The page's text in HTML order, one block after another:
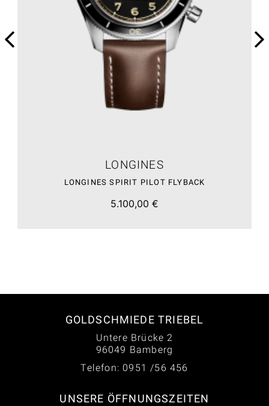
LONGINES
LONGINES SPIRIT PILOT FLYBACK
5.100,00 €
GOLDSCHMIEDE TRIEBEL
Untere Brücke 2
96049 Bamberg
Telefon: 0951 /56 456
UNSERE ÖFFNUNGSZEITEN